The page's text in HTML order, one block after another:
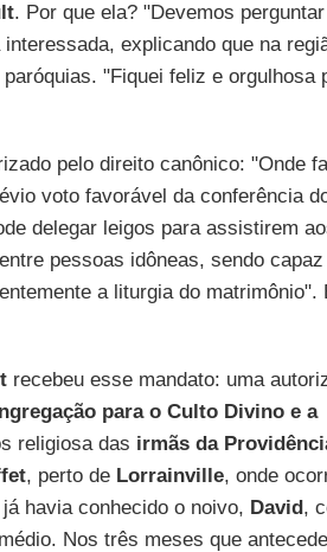
. Por que ela? "Devemos
explicando que na
"Fiquei feliz e orgulhosa
pelo direito canônico: "Onde
voto favorável da conferência
delegar leigos para assistirem
pessoas idôneas, sendo capaz
a liturgia do matrimônio".
recebeu esse mandato: uma
para o Culto Divino e a
religiosa das irmãs da
, perto de Lorrainville, onde
havia conhecido o noivo, David,
Nos três meses que